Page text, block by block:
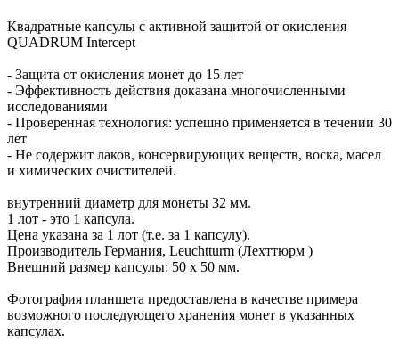
Квадратные капсулы с активной защитой от окисления
QUADRUM Intercept
- Защита от окисления монет до 15 лет
- Эффективность действия доказана многочисленными
исследованиями
- Проверенная технология: успешно применяется в течении 30
лет
- Не содержит лаков, консервирующих веществ, воска, масел
и химических очистителей.
внутренний диаметр для монеты 32 мм.
1 лот - это 1 капсула.
Цена указана за 1 лот (т.е. за 1 капсулу).
Производитель Германия, Leuchtturm (Лехттюрм )
Внешний размер капсулы: 50 х 50 мм.
Фотография планшета предоставлена в качестве примера
возможного последующего хранения монет в указанных
капсулах.